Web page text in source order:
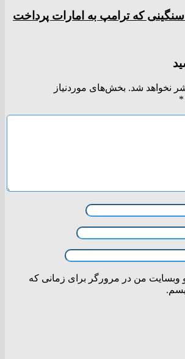
که ترامپ به امارات پرداخت
نخواهد شد. بخش‌های موردنیاز
*
و وبسایت من در مرورگر برای زمانی که